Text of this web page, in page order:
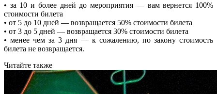
• за 10 и более дней до мероприятия — вам вернется 100%
стоимости билета
• от 5 до 10 дней — возвращается 50% стоимости билета
• от 3 до 5 дней — возвращается 30% стоимости билета
• менее чем за 3 дня — к сожалению, по закону стоимость
билета не возвращается.
Читайте также